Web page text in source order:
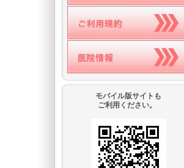
モバイル版サイトも
ご利用ください。